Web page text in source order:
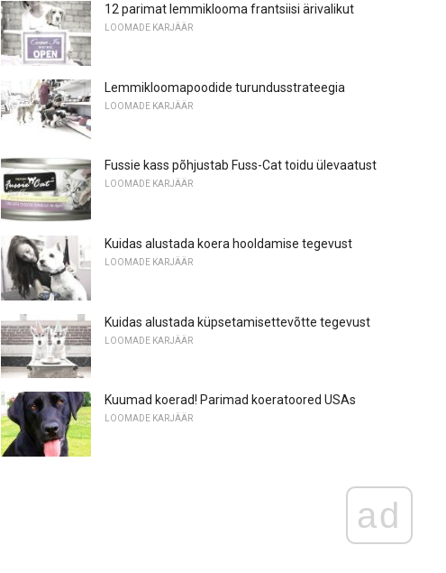
12 parimat lemmiklooma frantsiisi ärivalikut
LOOMADE KARJÄÄR
Lemmikloomapoodide turundusstrateegia
LOOMADE KARJÄÄR
Fussie kass põhjustab Fuss-Cat toidu ülevaatust
LOOMADE KARJÄÄR
Kuidas alustada koera hooldamise tegevust
LOOMADE KARJÄÄR
Kuidas alustada küpsetamisettevõtte tegevust
LOOMADE KARJÄÄR
Kuumad koerad! Parimad koeratoored USAs
LOOMADE KARJÄÄR
ad